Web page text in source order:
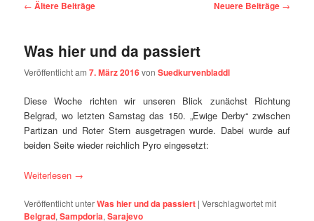
Beitragsnavigation
← Ältere Beiträge Neuere Beiträge →
Was hier und da passiert
Veröffentlicht am7. März 2016vonSuedkurvenbladdl
Diese Woche richten wir unseren Blick zunächst Richtung
Belgrad, wo letzten Samstag das 150. „Ewige Derby“ zwischen
Partizan und Roter Stern ausgetragen wurde. Dabei wurde auf
beiden Seite wieder reichlich Pyro eingesetzt:
Weiterlesen →
Veröffentlicht unterWas hier und da passiert |Verschlagwortet mit
Belgrad,Sampdoria,Sarajevo